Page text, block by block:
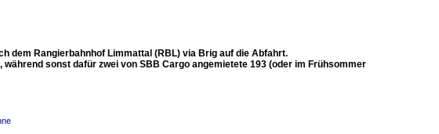
dem Rangierbahnhof Limmattal (RBL) via Brig auf die Abfahrt.
sonst dafür zwei von SBB Cargo angemietete 193 (oder im Frühsommer